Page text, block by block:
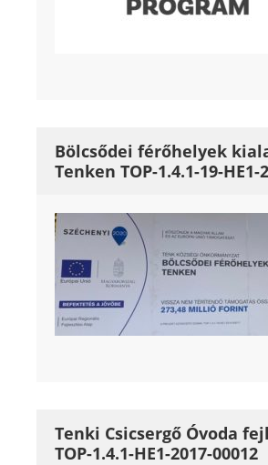
Bölcsődei férőhelyek
Tenken TOP-1.4.1-19-HE1-
Tenki Csicsergő Óvoda
TOP-1.4.1-HE1-2017-00012